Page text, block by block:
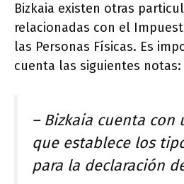
Bizkaia existen otras
relacionadas con el
las Personas Físicas. Es
cuenta las siguientes notas:
– Bizkaia cuenta con
que establece los
para la declaración